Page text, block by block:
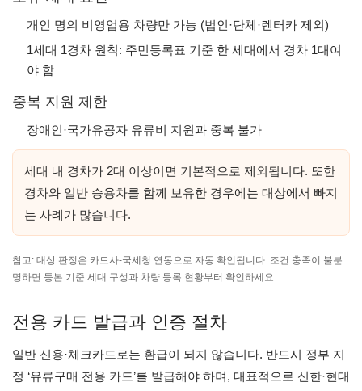
개인 명의 비영업용 차량만 가능 (법인·단체·렌터카 제외)
1세대 1경차 원칙: 주민등록표 기준 한 세대에서 경차 1대여
야 함
중복 지원 제한
장애인·국가유공자 유류비 지원과 중복 불가
세대 내 경차가 2대 이상이면 기본적으로 제외됩니다. 또한
경차와 일반 승용차를 함께 보유한 경우에는 대상에서 빠지
는 사례가 많습니다.
참고: 대상 판정은 카드사-국세청 연동으로 자동 확인됩니다. 조건 충족이 불분
명하면 등본 기준 세대 구성과 차량 등록 현황부터 확인하세요.
전용 카드 발급과 인증 절차
일반 신용·체크카드로는 환급이 되지 않습니다. 반드시 정부 지
정 ‘유류구매 전용 카드’를 발급해야 하며, 대표적으로 신한·현대